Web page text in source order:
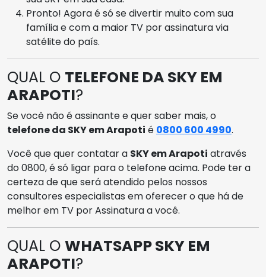
Pronto! Agora é só se divertir muito com sua
família e com a maior TV por assinatura via
satélite do país.
QUAL O TELEFONE DA SKY EM
ARAPOTI?
Se você não é assinante e quer saber mais, o
telefone da SKY em Arapoti é 0800 600 4990.
Você que quer contatar a SKY em Arapoti através
do 0800, é só ligar para o telefone acima. Pode ter a
certeza de que será atendido pelos nossos
consultores especialistas em oferecer o que há de
melhor em TV por Assinatura a você.
QUAL O WHATSAPP SKY EM
ARAPOTI?